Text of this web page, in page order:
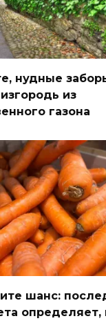
нудные
из
газона
шанс:
определяет,